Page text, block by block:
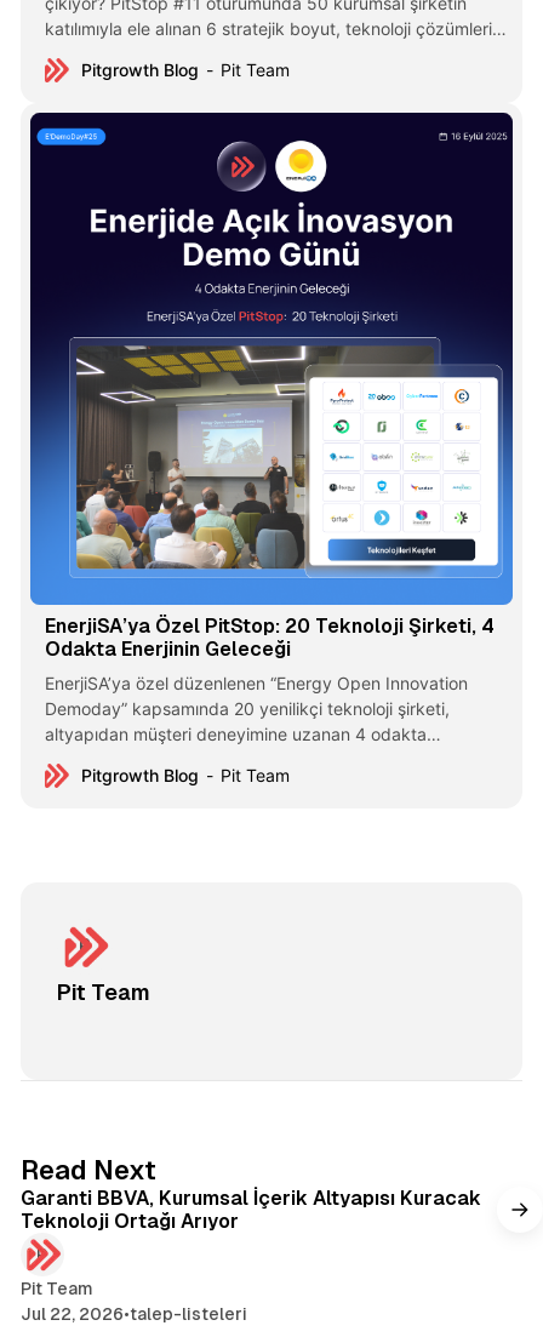
katılımıyla ele alınan 6 stratejik boyut, teknoloji çözümleri
ve oturum sonrası verilerle birlikte inceleniyor.
Pitgrowth Blog Pit Team
EnerjiSA’ya Özel PitStop: 20 Teknoloji Şirketi, 4
Odakta Enerjinin Geleceği
EnerjiSA’ya özel düzenlenen “Energy Open Innovation
Demoday” kapsamında 20 yenilikçi teknoloji şirketi,
altyapıdan müşteri deneyimine uzanan 4 odakta
çözümlerini paylaştı. Etkinlik sonunda 50’den fazla yeni iş
birliği görüşmesi planlandı.
Pitgrowth Blog Pit Team
Pit Team
Read Next
Garanti BBVA, Kurumsal İçerik Altyapısı Kuracak
Teknoloji Ortağı Arıyor
Pit Team
Jul 22, 2026•talep-listeleri